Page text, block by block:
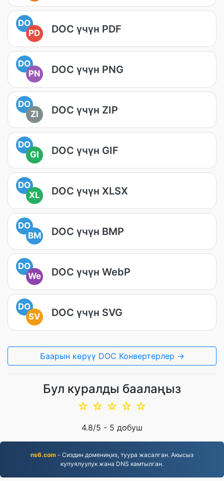
DO
PD
DOC үчүн PDF
DO
PN
DOC үчүн PNG
DO
ZI
DOC үчүн ZIP
DO
GI
DOC үчүн GIF
DO
XL
DOC үчүн XLSX
DO
BM
DOC үчүн BMP
DO
We
DOC үчүн WebP
DO
SV
DOC үчүн SVG
Баарын көрүү DOC Конвертерлер →
Бул куралды баалаңыз
☆
☆
☆
☆
☆
4.8/5 - 5 добуш
ns6.com - Сиздин домениңиз, туура жасалган. Акысыз
купуялуулук жана DNS камтылган.